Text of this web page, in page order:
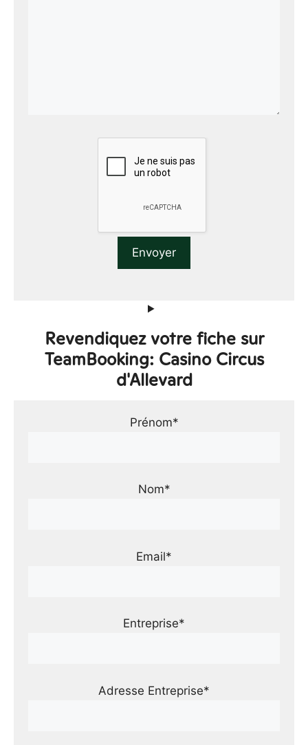
Revendiquez votre fiche sur
TeamBooking: Casino Circus
d'Allevard
Prénom*
Nom*
Email*
Entreprise*
Adresse Entreprise*